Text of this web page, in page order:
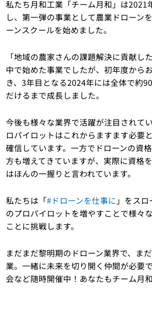
私たち月和工業「チーム月和」は2021
し、第一弾の事業として農業ドローン
ーンスクールを始めました。
「地域の農家さんの課題解決に貢献し
中で始めた事業でしたが、初年度から
き、3年目となる2024年には全体で約
だけるまで成長しました。
今後も様々な業界で活躍が注目されて
ロパイロットはこれからますます必要
確信しています。一方でドローンの資
方も増えてきていますが、実際に資格
はほんの一握りと言われています。
私たちは「#ドローンを仕事に 」をス
のプロパイロットを増やすことで様々
ことに挑戦します。
まだまだ黎明期のドローン業界で、ま
業。一緒に未来を切り開く仲間が必要
会など随時開催中！あなたもチーム月